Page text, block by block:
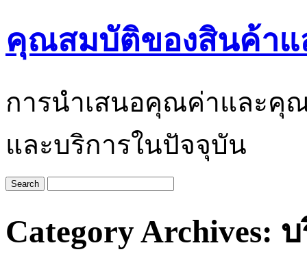
คุณสมบัติของสินค้าแ
การนำเสนอคุณค่าและคุ
และบริการในปัจจุบัน
Category Archives: